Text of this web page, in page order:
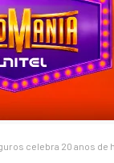
celebra 20 anos